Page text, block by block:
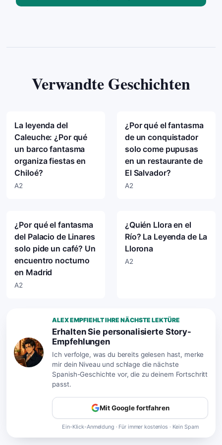
Verwandte Geschichten
La leyenda del
Caleuche: ¿Por qué
un barco fantasma
organiza fiestas en
Chiloé?
A2
¿Por qué el fantasma
de un conquistador
solo come pupusas
en un restaurante de
El Salvador?
A2
¿Por qué el fantasma
del Palacio de Linares
solo pide un café? Un
encuentro nocturno
en Madrid
A2
¿Quién Llora en el
Río? La Leyenda de La
Llorona
A2
ALEX EMPFIEHLT IHRE NÄCHSTE LEKTÜRE
Erhalten Sie personalisierte Story-
Empfehlungen
Ich verfolge, was du bereits gelesen hast, merke
mir dein Niveau und schlage die nächste
Spanish-Geschichte vor, die zu deinem Fortschritt
passt.
Mit Google fortfahren
Ein-Klick-Anmeldung · Für immer kostenlos · Kein Spam